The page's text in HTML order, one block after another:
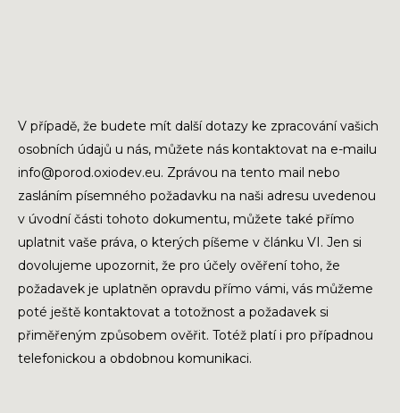
V případě, že budete mít další dotazy ke zpracování vašich
osobních údajů u nás, můžete nás kontaktovat na e-mailu
info@porod.oxiodev.eu. Zprávou na tento mail nebo
zasláním písemného požadavku na naši adresu uvedenou
v úvodní části tohoto dokumentu, můžete také přímo
uplatnit vaše práva, o kterých píšeme v článku VI. Jen si
dovolujeme upozornit, že pro účely ověření toho, že
požadavek je uplatněn opravdu přímo vámi, vás můžeme
poté ještě kontaktovat a totožnost a požadavek si
přiměřeným způsobem ověřit. Totéž platí i pro případnou
telefonickou a obdobnou komunikaci.